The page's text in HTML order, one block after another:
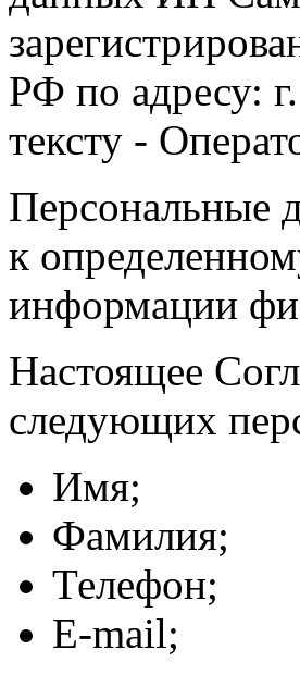
РФ по адресу:
тексту -
Персональные
к
информации
Настоящее
следующих
Имя;
Фамилия;
Телефон;
E-mail;